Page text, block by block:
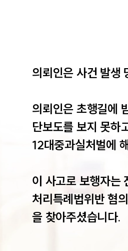
의뢰인은 사건 발생
의뢰인은 초행길에
단보도를 보지 못하
12대중과실처벌에
이 사고로 보행자는
처리특례법위반 혐
을 찾아주셨습니다.